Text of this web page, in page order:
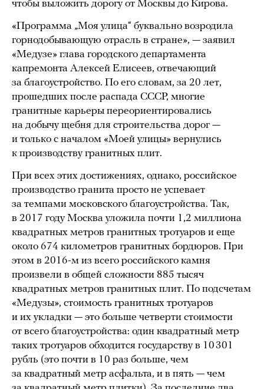
чтобы выложить дорогу от Москвы до Кирова.
«Программа „Моя улица“ буквально возродила
горнодобывающую отрасль в стране», — заявил
«Медузе» глава городского департамента
капремонта Алексей Елисеев, отвечающий
за благоустройство. По его словам, за 20 лет,
прошедших после распада СССР, многие
гранитные карьеры переориентировались
на добычу щебня для строительства дорог —
и только с началом «Моей улицы» вернулись
к производству гранитных плит.
При всех этих достижениях, однако, российское
производство гранита просто не успевает
за темпами московского благоустройства. Так,
в 2017 году Москва уложила почти 1,2 миллиона
квадратных метров гранитных тротуаров и еще
около 674 километров гранитных бордюров. При
этом в 2016-м из всего российского камня
произвели в общей сложности 885 тысяч
квадратных метров гранитных плит. По подсчетам
«Медузы», стоимость гранитных тротуаров
и их укладки — это больше четверти стоимости
от всего благоустройства: один квадратный метр
таких тротуаров обходится государству в 10 301
рубль (это почти в 10 раз больше, чем
за квадратный метр асфальта, и в пять — чем